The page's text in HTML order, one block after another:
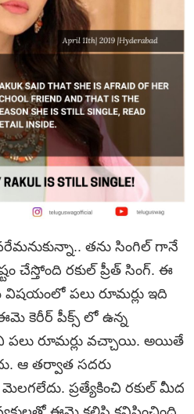
తను సింగిల్ గానే
చేస్తోంది రకుల్ ప్రీత్ సింగ్. ఈ
పలు రూమర్లు ఇది
కెరీర్ పీక్స్ లో ఉన్న
పలు రూమర్లు వచ్చాయి. అయితే
ఆ తర్వాత సదరు
ప్రత్యేకించి రకుల్ మీద